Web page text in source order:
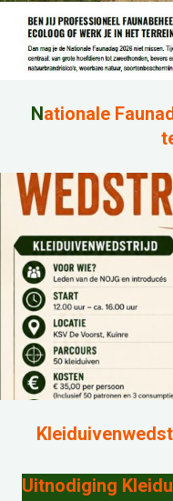
Nationale
Uitnodiging